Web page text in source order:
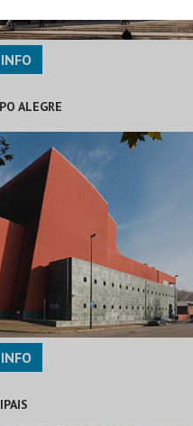
INFO
ALEGRE
INFO